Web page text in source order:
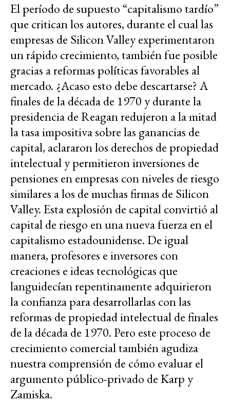
El período de supuesto “capitalismo tardío”
que critican los autores, durante el cual las
empresas de Silicon Valley experimentaron
un rápido crecimiento, también fue posible
gracias a reformas políticas favorables al
mercado. ¿Acaso esto debe descartarse? A
finales de la década de 1970 y durante la
presidencia de Reagan redujeron a la mitad
la tasa impositiva sobre las ganancias de
capital, aclararon los derechos de propiedad
intelectual y permitieron inversiones de
pensiones en empresas con niveles de riesgo
similares a los de muchas firmas de Silicon
Valley. Esta explosión de capital convirtió al
capital de riesgo en una nueva fuerza en el
capitalismo estadounidense. De igual
manera, profesores e inversores con
creaciones e ideas tecnológicas que
languidecían repentinamente adquirieron
la confianza para desarrollarlas con las
reformas de propiedad intelectual de finales
de la década de 1970. Pero este proceso de
crecimiento comercial también agudiza
nuestra comprensión de cómo evaluar el
argumento público-privado de Karp y
Zamiska.